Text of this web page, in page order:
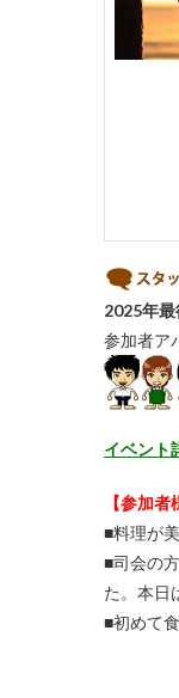
2025年
参加者ア
イベン
【参加者
■料理が
■司会の
た。本日
■初めて